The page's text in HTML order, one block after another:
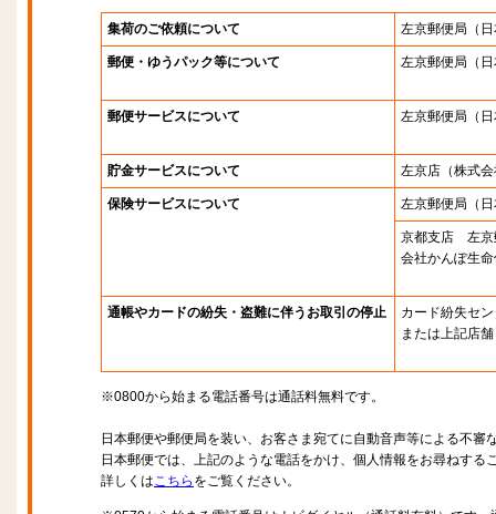
集荷のご依頼について 左京郵便局 （
郵便・ゆうパック等について 左京郵便局 （
郵便サービスについて 左京郵便局 （
貯金サービスについて 左京店 （株式
保険サービスについて 左京郵便局 （
京都支店 左京
会社かんぽ生
通帳やカードの紛失・盗難に伴うお取引の停止
カード紛失セ
または上記店舗
※0800から始まる電話番号は通話料無料です。
日本郵便や郵便局を装い、お客さま宛てに自動音声等による不審
日本郵便では、上記のような電話をかけ、個人情報をお尋ねする
詳しくはこちら をご覧ください。